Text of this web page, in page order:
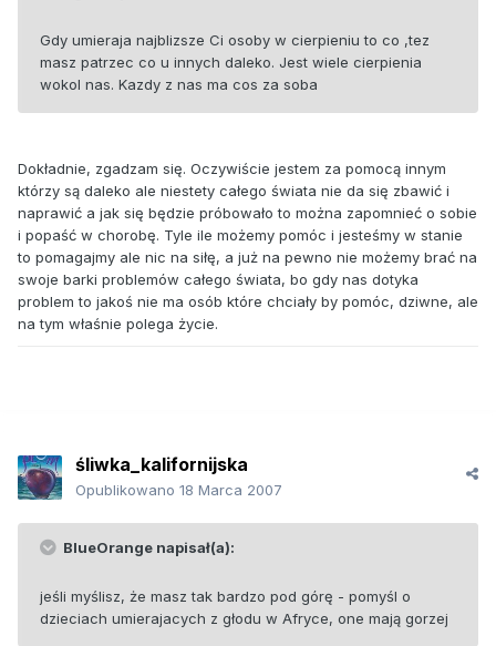
Gdy umieraja najblizsze Ci osoby w cierpieniu to co ,tez
masz patrzec co u innych daleko. Jest wiele cierpienia
wokol nas. Kazdy z nas ma cos za soba
Dokładnie, zgadzam się. Oczywiście jestem za pomocą innym
którzy są daleko ale niestety całego świata nie da się zbawić i
naprawić a jak się będzie próbowało to można zapomnieć o sobie
i popaść w chorobę. Tyle ile możemy pomóc i jesteśmy w stanie
to pomagajmy ale nic na siłę, a już na pewno nie możemy brać na
swoje barki problemów całego świata, bo gdy nas dotyka
problem to jakoś nie ma osób które chciały by pomóc, dziwne, ale
na tym właśnie polega życie.
śliwka_kalifornijska
Opublikowano 18 Marca 2007
BlueOrange napisał(a):
jeśli myślisz, że masz tak bardzo pod górę - pomyśl o
dzieciach umierajacych z głodu w Afryce, one mają gorzej